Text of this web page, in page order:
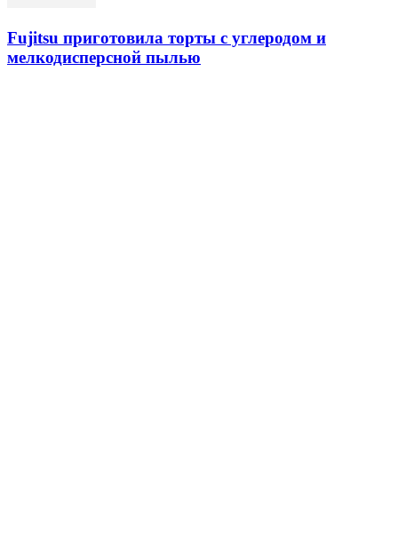
Fujitsu приготовила торты с углеродом и
мелкодисперсной пылью